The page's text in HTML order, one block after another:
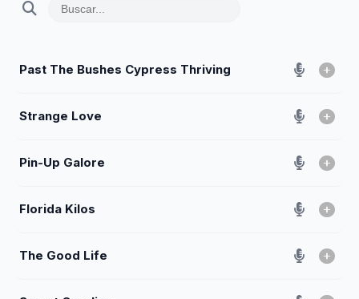
Past The Bushes Cypress Thriving
Strange Love
Pin-Up Galore
Florida Kilos
The Good Life